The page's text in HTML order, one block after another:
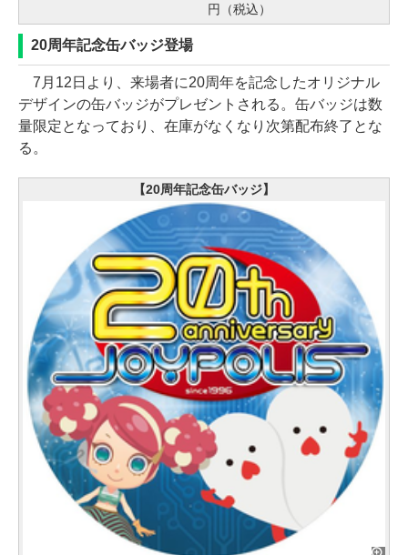
円（税込）
20周年記念缶バッジ登場
7月12日より、来場者に20周年を記念したオリジナル
デザインの缶バッジがプレゼントされる。缶バッジは数
量限定となっており、在庫がなくなり次第配布終了とな
る。
【20周年記念缶バッジ】